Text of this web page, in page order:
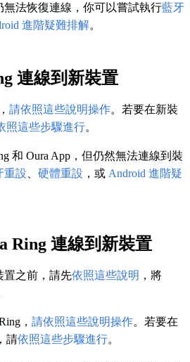
法恢復連線，你可以嘗試執行藍牙
進階疑難排解。
連線到新裝置
請依照這些說明操作。若要在新裝
照這些步驟進行。
和 Oura App，但仍然無法連線到裝
重設 硬體重設 ，或 Android 進階疑
Ring 連線到新裝置
置之前，請先依照這些說明 ，將
， 請依照這些說明操作。若要在
請依照這些步驟進行。